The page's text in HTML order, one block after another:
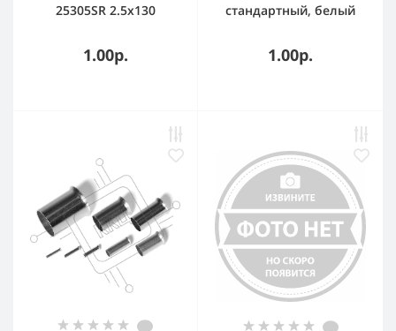
25305SR 2.5х130
100 шт)
1.00р.
стандартный, белый
1.00р.